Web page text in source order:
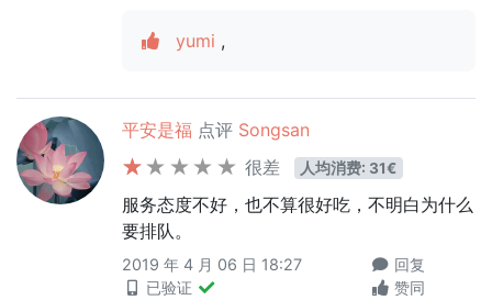
yumi ,
平安是福 点评 Songsan
很差
人均消费: 31€
服务态度不好，也不算很好吃，不明白为什么
要排队。
2019 年 4 月 06 日 18:27
已验证
回复
赞同